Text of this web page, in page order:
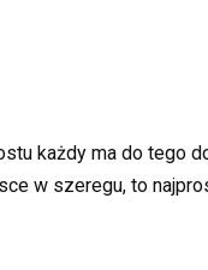
każdy ma do tego
w szeregu, to